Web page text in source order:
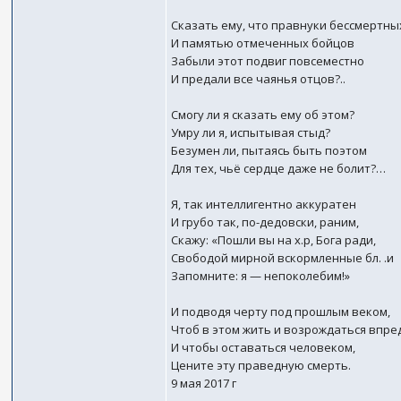
Сказать ему, что правнуки
И памятью отмеченных бойцов
Забыли этот подвиг повсеместно
И предали все чаянья отцов?..
Смогу ли я сказать ему об этом?
Умру ли я, испытывая стыд?
Безумен ли, пытаясь быть поэтом
Для тех, чьё сердце даже не болит?…
Я, так интеллигентно аккуратен
И грубо так, по-дедовски, раним,
Скажу: «Пошли вы на х.р, Бога ради,
Свободой мирной вскормленные бл. .и
Запомните: я — непоколебим!»
И подводя черту под прошлым веком,
Чтоб в этом жить и возрождаться
И чтобы оставаться человеком,
Цените эту праведную смерть.
9 мая 2017 г